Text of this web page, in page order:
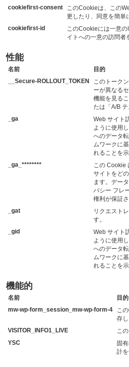
cookiefirst-consent
このCookieは、この
更したり、同意を簡単
cookiefirst-id
このCookieには一意
イトへの一意の訪問者
性能
名前
目的
__Secure-ROLLOUT_TOKEN
このトーク
ーが異なる
機能を見る
たは「A/B テ
_ga
Web サイト
ように使用
へのデータ
ムワークに
れることを
_ga_********
この Cookie
サイトをど
ます。デー
バシー フレ
権利が保証
_gat
リクエスト
す。
_gid
Web サイト
ように使用
へのデータ
ムワークに
れることを
機能的
名前
目的
mw-wp-form_session_mw-wp-form-4
こ
存
VISITOR_INFO1_LIVE
こ
YSC
固
計を